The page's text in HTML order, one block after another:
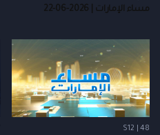
مساء الإمارات | 2026-06-22
S12 | 48